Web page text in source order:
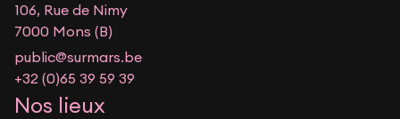
106, Rue de Nimy
7000 Mons (B)
public@surmars.be
+32 (0)65 39 59 39
Nos lieux